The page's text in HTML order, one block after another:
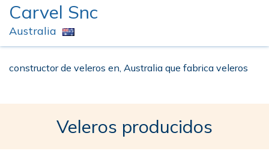
Carvel Snc
Australia
constructor de veleros en, Australia que fabrica veleros
Veleros producidos